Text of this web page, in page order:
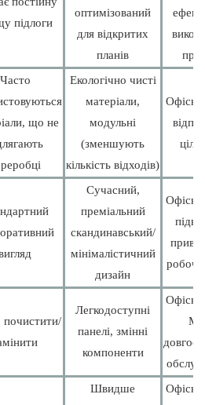
підлоги
оптимізований
для відкритих
планів
Часто
що не
Екологічно чисті
матеріали,
модульні
(зменшують
кількість відходів)
Офісні
Сучасний,
преміальний
скандинавський/
мінімалістичний
дизайн
Офісні
Легкодоступні
панелі, змінні
компоненти
Офісні
Швидше
Офісні